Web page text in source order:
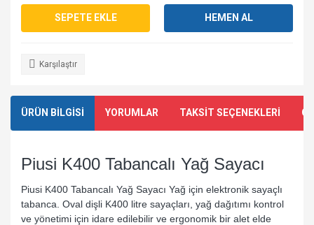
SEPETE EKLE HEMEN AL
Karşılaştır
ÜRÜN BİLGİSİ YORUMLAR TAKSİT SEÇENEKLERİ
Piusi K400 Tabancalı Yağ Sayacı
Piusi K400 Tabancalı Yağ Sayacı Yağ için elektronik sayaçlı
tabanca. Oval dişli K400 litre sayaçları, yağ dağıtımı kontrol
ve yönetimi için idare edilebilir ve ergonomik bir alet elde